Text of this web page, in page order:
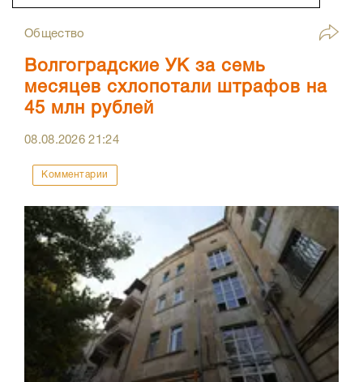
Общество
Волгоградские УК за семь
месяцев схлопотали штрафов на
45 млн рублей
08.08.202621:24
Комментарии